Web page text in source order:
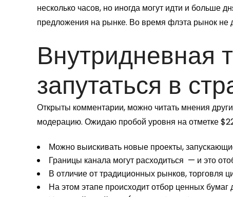
несколько часов, но иногда могут идти и больше
предложения на рынке. Во время флэта рынок не
Внутридневная
запутаться в
Открыты комментарии, можно читать мнения
модерацию. Ожидаю пробой уровня на отметке
Можно выискивать новые проекты,
Границы канала могут расходиться — и это
В отличие от традиционных рынков, торговля
На этом этапе происходит отбор ценных бумаг